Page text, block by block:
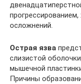
осложнений.
Острая язва
слизистой
мышечной
Причины